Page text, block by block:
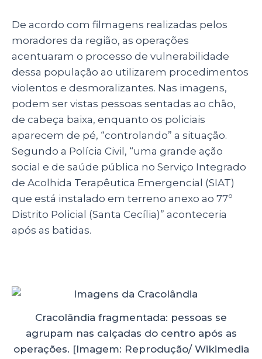
De acordo com filmagens realizadas pelos
moradores da região, as operações
acentuaram o processo de vulnerabilidade
dessa população ao utilizarem procedimentos
violentos e desmoralizantes. Nas imagens,
podem ser vistas pessoas sentadas ao chão,
de cabeça baixa, enquanto os policiais
aparecem de pé, “controlando” a situação.
Segundo a Polícia Civil, “uma grande ação
social e de saúde pública no Serviço Integrado
de Acolhida Terapêutica Emergencial (SIAT)
que está instalado em terreno anexo ao 77º
Distrito Policial (Santa Cecília)” aconteceria
após as batidas.
Cracolândia fragmentada: pessoas se
agrupam nas calçadas do centro após as
operações. [Imagem: Reprodução/ Wikimedia